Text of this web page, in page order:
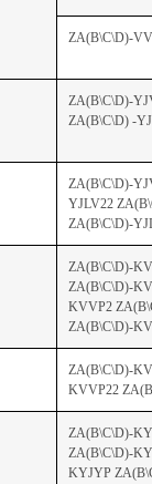
ZA(B\C\D)-
ZA(B\C\D)-
ZA(B\C\D) -
ZA(B\C\D)-
YJLV22
ZA(B\C\D)-
ZA(B\C\D)-
ZA(B\C\D)-
KVVP2
ZA(B\C\D)-
ZA(B\C\D)-
KVVP22
ZA(B\C\D)-
ZA(B\C\D)-
KYJYP